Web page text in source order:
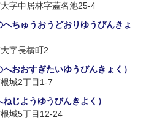
字中居林字蓋名池25-4
ちゅうおうどおりゆうびんきょ
字長横町2
おおすぎたいゆうびんきょく）
城2丁目1-7
じようゆうびんきよく）
城5丁目12-24